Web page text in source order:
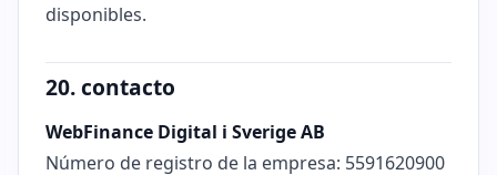
disponibles.
20. contacto
WebFinance Digital i Sverige AB
Número de registro de la empresa: 5591620900